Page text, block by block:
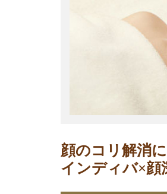
顔のコリ解消に
インディバ×顔